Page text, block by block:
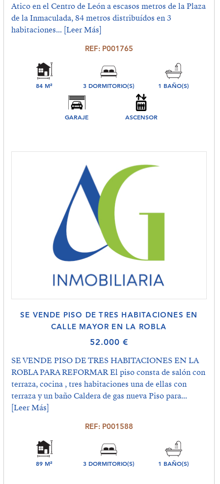
Atico en el Centro de León a escasos metros de la Plaza
de la Inmaculada, 84 metros distribuídos en 3
habitaciones... [Leer Más]
REF: P001765
84 M² 3 DORMITORIO(S) 1 BAÑO(S)
GARAJE ASCENSOR
SE VENDE PISO DE TRES HABITACIONES EN
CALLE MAYOR EN LA ROBLA
52.000 €
SE VENDE PISO DE TRES HABITACIONES EN LA
ROBLA PARA REFORMAR El piso consta de salón con
terraza, cocina , tres habitaciones una de ellas con
terraza y un baño Caldera de gas nueva Piso para...
[Leer Más]
REF: P001588
89 M² 3 DORMITORIO(S) 1 BAÑO(S)